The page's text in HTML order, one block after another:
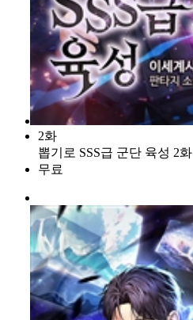
2화
뽑기로 SSS급 군단 육성 2화
무료